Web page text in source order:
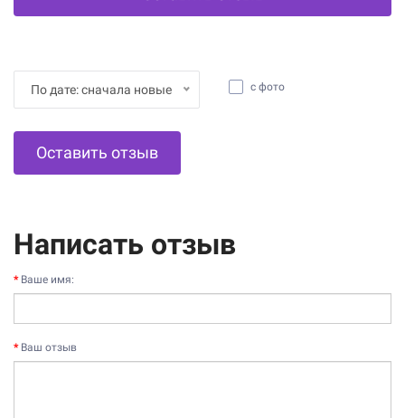
По дате: сначала новые с фото
Оставить отзыв
Написать отзыв
Ваше имя:
Ваш отзыв